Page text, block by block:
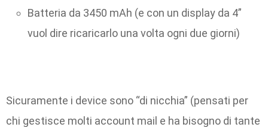
Batteria da 3450 mAh (e con un display da 4”
vuol dire ricaricarlo una volta ogni due giorni)
Sicuramente i device sono “di nicchia” (pensati per
chi gestisce molti account mail e ha bisogno di tante